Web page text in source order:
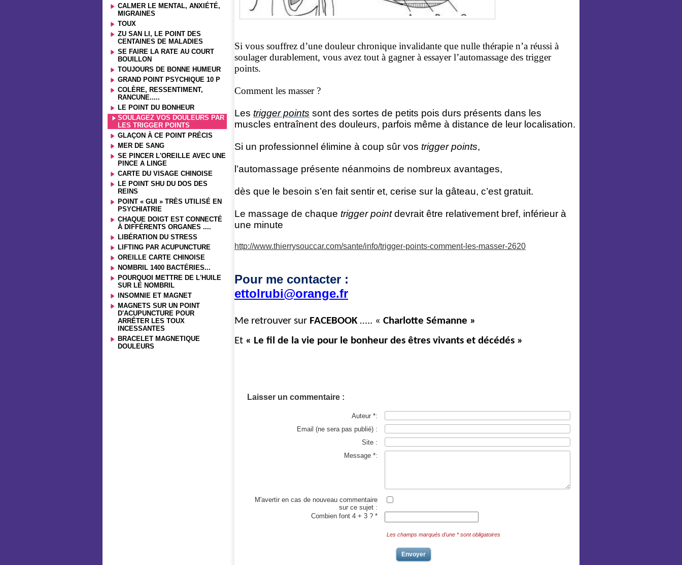
CALMER LE MENTAL, ANXIÉTÉ,
MIGRAINES
TOUX
ZU SAN LI, LE POINT DES
CENTAINES DE MALADIES
SE FAIRE LA RATE AU COURT
BOUILLON
TOUJOURS DE BONNE HUMEUR
GRAND POINT PSYCHIQUE 10 P
COLÈRE, RESSENTIMENT,
RANCUNE.....
LE POINT DU BONHEUR
SOULAGEZ VOS DOULEURS PAR
LES TRIGGER POINTS
GLAÇON À CE POINT PRÉCIS
MER DE SANG
SE PINCER L'OREILLE AVEC UNE
PINCE A LINGE
CARTE DU VISAGE CHINOISE
LE POINT SHU DU DOS DES
REINS
POINT « GUI » TRÈS UTILISÉ EN
PSYCHIATRIE
CHAQUE DOIGT EST CONNECTÉ
À DIFFÉRENTS ORGANES ....
LIBÉRATION DU STRESS
LIFTING PAR ACUPUNCTURE
OREILLE CARTE CHINOISE
NOMBRIL 1400 BACTÉRIES...
POURQUOI METTRE DE L'HUILE
SUR LE NOMBRIL
INSOMNIE ET MAGNET
MAGNETS SUR UN POINT
D'ACUPUNCTURE POUR
ARRÊTER LES TOUX
INCESSANTES
BRACELET MAGNETIQUE
DOULEURS
Si vous souffrez d’une douleur chronique invalidante que nulle thérapie n’a réussi à
soulager durablement, vous avez tout à gagner à essayer l’automassage des trigger
points.
Comment les masser ?
Les trigger points sont des sortes de petits pois durs présents dans les
muscles entraînent des douleurs, parfois même à distance de leur localisation.
Si un professionnel élimine à coup sûr vos trigger points,
l’automassage présente néanmoins de nombreux avantages,
dès que le besoin s’en fait sentir et, cerise sur la gâteau, c’est gratuit.
Le massage de chaque trigger pointdevrait être relativement bref, inférieur à
une minute
http://www.thierrysouccar.com/sante/info/trigger-points-comment-les-masser-2620
Pour me contacter :
ettolrubi@orange.fr
Me retrouver sur FACEBOOK….. « Charlotte Sémanne »
Et « Le fil de la vie pour le bonheur des êtres vivants et décédés »
Laisser un commentaire :
Auteur *:
Email (ne sera pas publié) :
Site :
Message *:
M'avertir en cas de nouveau commentaire
sur ce sujet :
Combien font 4 + 3 ? *
Les champs marqués d'une * sont obligatoires